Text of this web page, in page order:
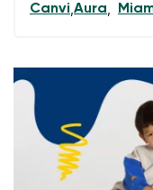
Canvi,Aura,